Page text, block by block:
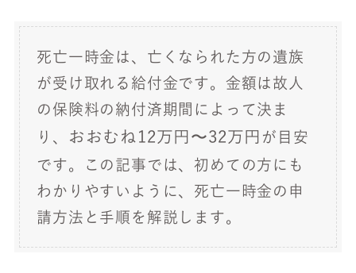
死亡一時金は、亡くなられた方の遺族
が受け取れる給付金です。金額は故人
の保険料の納付済期間によって決ま
り、
おおむね12万円〜32万円 が目安
です。この記事では、初めての方にも
わかりやすいように、死亡一時金の申
請方法と手順を解説します。